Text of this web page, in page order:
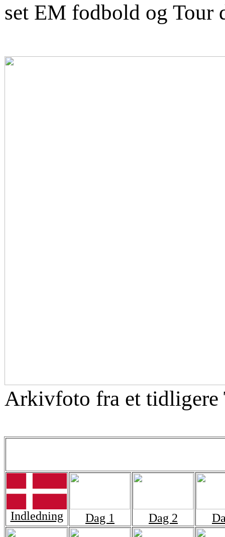
set EM fodbold og Tour
Arkivfoto fra et tidligere
Indledning Dag 1 Dag 2